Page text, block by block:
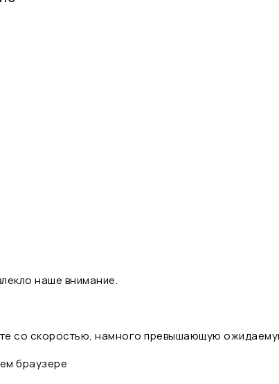
наше внимание.
со скоростью, намного превышающую
браузере